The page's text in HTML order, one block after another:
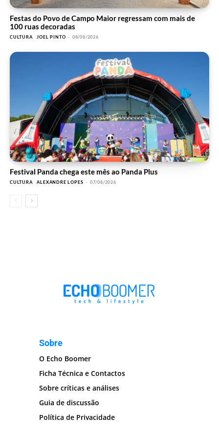
Festas do Povo de Campo Maior regressam com mais de
100 ruas decoradas
CULTURA JOEL PINTO - 08/08/2026
Festival Panda chega este mês ao Panda Plus
CULTURA ALEXANDRE LOPES - 07/08/2026
Sobre
O Echo Boomer
Ficha Técnica e Contactos
Sobre críticas e análises
Guia de discussão
Política de Privacidade